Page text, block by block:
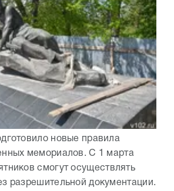
новые правила
мемориалов. С 1 марта
смогут осуществлять
разрешительной документации.